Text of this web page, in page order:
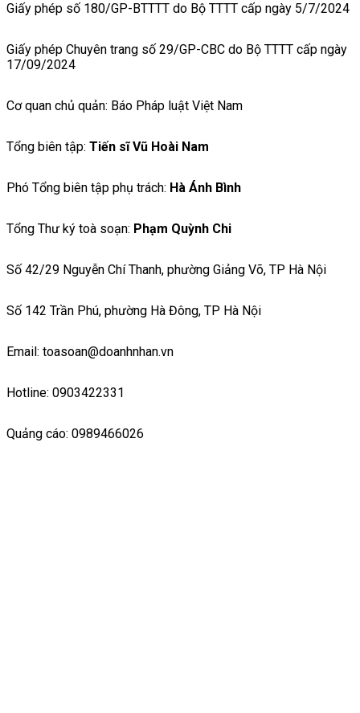
Giấy phép số 180/GP-BTTTT do Bộ TTTT cấp ngày 5/7/2024
Giấy phép Chuyên trang số 29/GP-CBC do Bộ TTTT cấp ngày
17/09/2024
Cơ quan chủ quản: Báo Pháp luật Việt Nam
Tổng biên tập: Tiến sĩ Vũ Hoài Nam
Phó Tổng biên tập phụ trách: Hà Ánh Bình
Tổng Thư ký toà soạn: Phạm Quỳnh Chi
Số 42/29 Nguyễn Chí Thanh, phường Giảng Võ, TP Hà Nội
Số 142 Trần Phú, phường Hà Đông, TP Hà Nội
Email: toasoan@doanhnhan.vn
Hotline: 0903422331
Quảng cáo: 0989466026